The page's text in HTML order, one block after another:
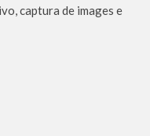
captura de images e